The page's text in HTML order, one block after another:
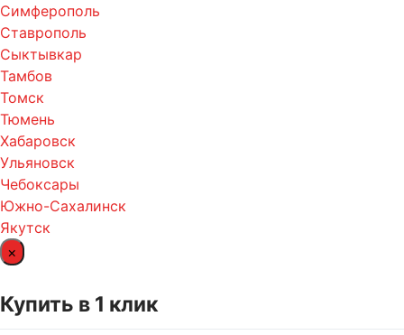
Симферополь
Ставрополь
Сыктывкар
Тамбов
Томск
Тюмень
Хабаровск
Ульяновск
Чебоксары
Южно-Сахалинск
Якутск
×
Купить в 1 клик